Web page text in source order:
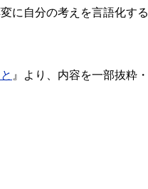
に自分の考えを言語化する
』より、内容を一部抜粋・